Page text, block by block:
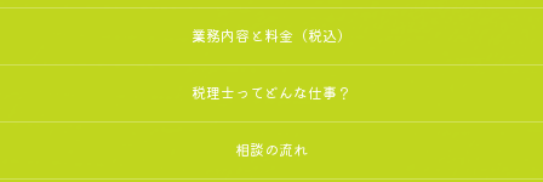
業務内容と料金（税込）
税理士ってどんな仕事？
相談の流れ